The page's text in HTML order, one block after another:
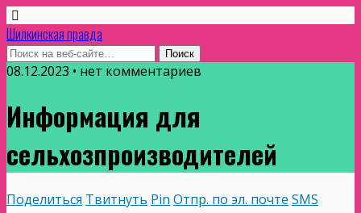
Шилкинская правда
08.12.2023 • нет комментариев
Информация для
сельхозпроизводителей
Поделиться Твитнуть Pin Отпр. по эл. почте SMS